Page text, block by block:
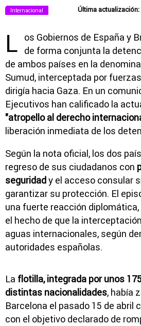
Internacional Última actualización:
L os Gobiernos de España y
de forma conjunta la
de ambos países en la
Sumud, interceptada por
dirigía hacia Gaza. En un
Ejecutivos han calificado la
"atropello al derecho
liberación inmediata de los
Según la nota oficial, los dos
regreso de sus ciudadanos con
seguridady el acceso consular
garantizar su protección. El
una fuerte reacción
el hecho de que la
aguas internacionales, según
autoridades españolas.
La flotilla, integrada por unos
distintas nacionalidades, había
Barcelona el pasado 15 de abril
con el objetivo declarado de